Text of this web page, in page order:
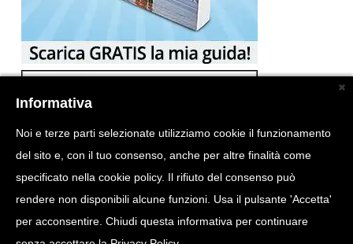
Informativa
Noi e terze parti selezionate utilizziamo cookie il funzionamento
del sito e, con il tuo consenso, anche per altre finalità come
specificato nella cookie policy. Il rifiuto del consenso può
rendere non disponibili alcune funzioni. Usa il pulsante 'Accetta'
per acconsentire. Chiudi questa informativa per continuare